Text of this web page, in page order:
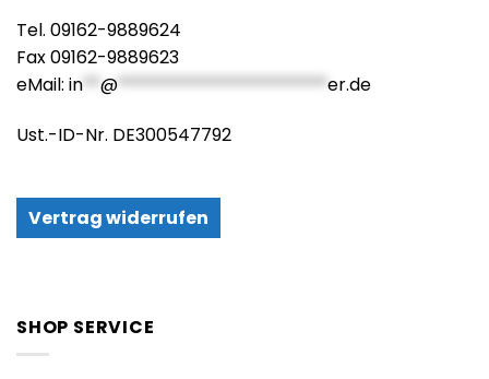
Tel. 09162-9889624
Fax 09162-9889623
eMail: in**@************************er.de
Ust.-ID-Nr. DE300547792
Vertrag widerrufen
SHOP SERVICE